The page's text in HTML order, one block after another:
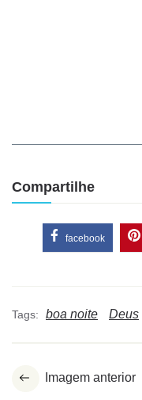
Compartilhe
facebook
Tags: boa noite Deus
Imagem anterior